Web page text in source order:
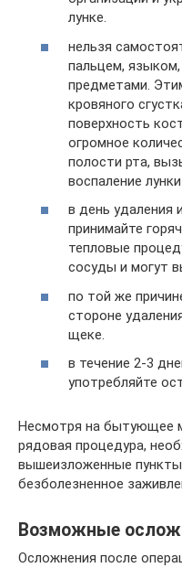
лунке.
нельзя
пальцем,
предметами.
кровяного
поверхность
огромное
полости рта,
воспаление
в день удаления
принимайте
тепловые
сосуды и могут
по той же
стороне
щеке.
в течение 2-3
употребляйте
Несмотря на бытующее
рядовая процедура,
вышеизложенные
безболезненное
Возможные
Осложнения после